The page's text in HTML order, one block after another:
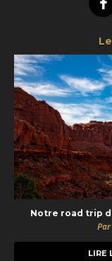
Notre road trip
LIRE